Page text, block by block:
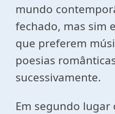
mundo
fechado, mas sim
que preferem
poesias
sucessivamente.
Em segundo lugar